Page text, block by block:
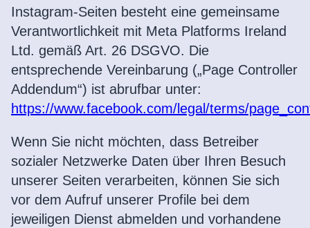
Instagram-Seiten besteht eine gemeinsame
Verantwortlichkeit mit Meta Platforms Ireland
Ltd. gemäß Art. 26 DSGVO. Die
entsprechende Vereinbarung („Page Controller
Addendum“) ist abrufbar unter:
https://www.facebook.com/legal/terms/
Wenn Sie nicht möchten, dass Betreiber
sozialer Netzwerke Daten über Ihren Besuch
unserer Seiten verarbeiten, können Sie sich
vor dem Aufruf unserer Profile bei dem
jeweiligen Dienst abmelden und vorhandene